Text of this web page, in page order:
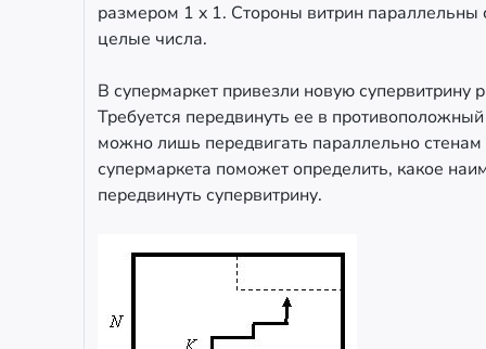
размером 1 x 1. Стороны витрин параллельны
целые числа.
В супермаркет привезли новую
Требуется передвинуть ее в
можно лишь передвигать параллельно
супермаркета поможет определить, какое
передвинуть супервитрину.